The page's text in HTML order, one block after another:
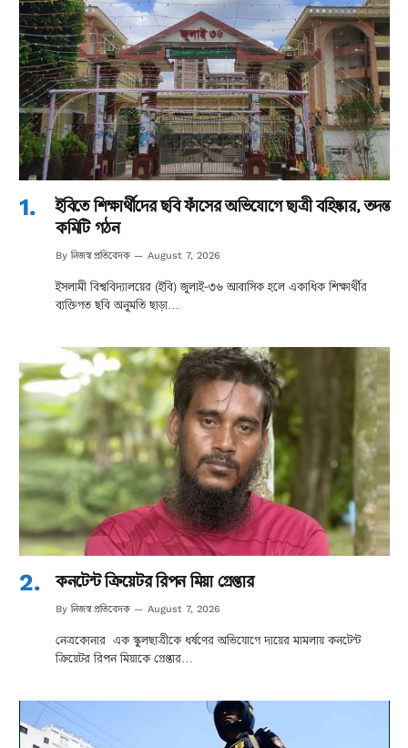
ইবিতে শিক্ষার্থীদের ছবি ফাঁসের অভিযোগে ছাত্রী বহিষ্কার, তদন্ত
কমিটি গঠন
By নিজস্ব প্রতিবেদক August 7, 2026
ইসলামী বিশ্ববিদ্যালয়ের (ইবি) জুলাই-৩৬ আবাসিক হলে একাধিক শিক্ষার্থীর
ব্যক্তিগত ছবি অনুমতি ছাড়া…
কনটেন্ট ক্রিয়েটর রিপন মিয়া গ্রেপ্তার
By নিজস্ব প্রতিবেদক August 7, 2026
নেত্রকোনার এক স্কুলছাত্রীকে ধর্ষণের অভিযোগে দায়ের মামলায় কনটেন্ট
ক্রিয়েটর রিপন মিয়াকে গ্রেপ্তার…